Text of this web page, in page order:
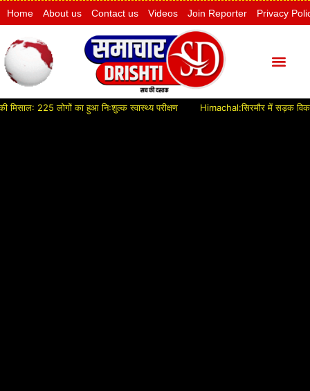
Home About us Contact us Videos Join Reporter Privacy
लोगों का हुआ निःशुल्क स्वास्थ्य परीक्षण Himachal:सिरमौर में सड़क विकास को